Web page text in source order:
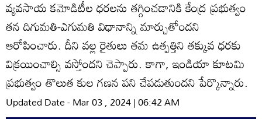
వ్యవసాయ కమోడిటీల ధరలను తగ్గించడానికి కేంద్ర ప్రభుత్వం
తన దిగుమతి-ఎగుమతి విధానాన్ని మార్చుతోందని
ఆరోపించారు. దీని వల్ల రైతులు తమ ఉత్పత్తిని తక్కువ ధరకు
విక్రయించాల్సి వస్తోందని చెప్పారు. కాగా, ఇండియా కూటమి
ప్రభుత్వం తొలుత కుల గణన పని చేపడుతుందని పేర్కొన్నారు.
Updated Date - Mar 03 , 2024 | 06:42 AM